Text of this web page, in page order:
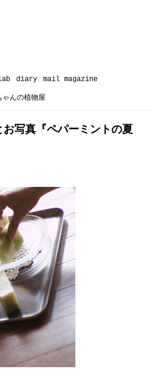
diary mail magazine
ゃんの植物屋
写真『ペパーミントの夏